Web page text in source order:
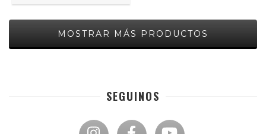
MOSTRAR MÁS PRODUCTOS
SEGUINOS